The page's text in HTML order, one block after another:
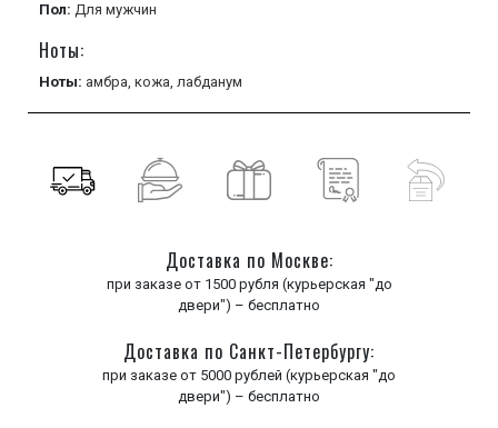
Пол: Для мужчин
Ноты:
Ноты: амбра, кожа, лабданум
Доставка по Москве:
при заказе от 1500 рубля (курьерская "до
двери") – бесплатно
Доставка по Санкт-Петербургу:
при заказе от 5000 рублей (курьерская "до
двери") – бесплатно